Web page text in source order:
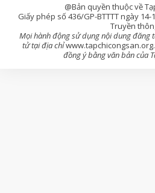
@Bản quyền thuộc về
Giấy phép số 436/GP-BTTTT ngày
Truyền
Mọi hành động sử dụng nội dung đăng
tử tại địa chỉ
đồng ý bằng văn bản của